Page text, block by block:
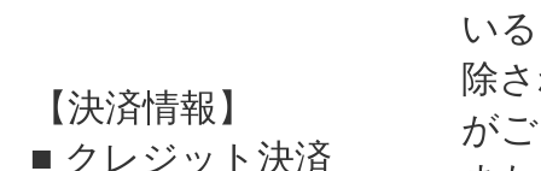
【決済情報】
■ クレジット決済
い
除
が